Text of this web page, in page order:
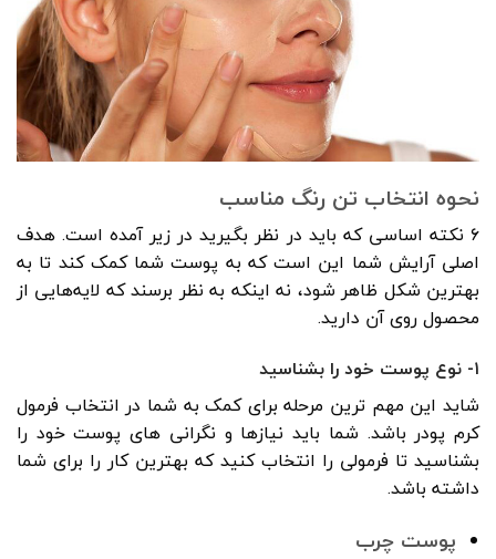
نحوه انتخاب تن رنگ مناسب
۶ نکته اساسی که باید در نظر بگیرید در زیر آمده است. هدف
اصلی آرایش شما این است که به پوست شما کمک کند تا به
بهترین شکل ظاهر شود، نه اینکه به نظر برسند که لایه‌هایی از
محصول روی آن دارید.
۱- نوع پوست خود را بشناسید
شاید این مهم ترین مرحله برای کمک به شما در انتخاب فرمول
کرم پودر باشد. شما باید نیازها و نگرانی های پوست خود را
بشناسید تا فرمولی را انتخاب کنید که بهترین کار را برای شما
داشته باشد.
پوست چرب